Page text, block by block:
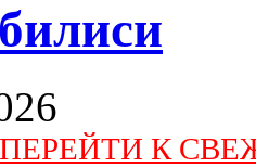
ПЕРЕЙТИ К